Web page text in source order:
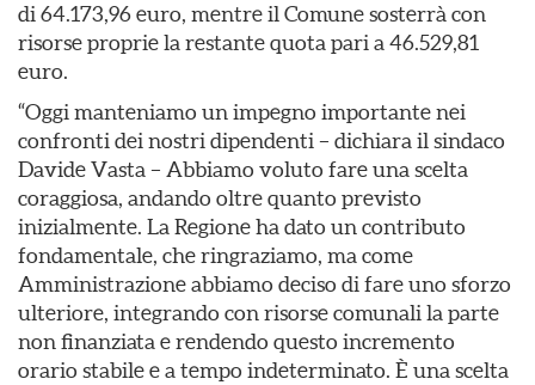
di 64.173,96 euro, mentre il Comune sosterrà con
risorse proprie la restante quota pari a 46.529,81
euro.
“Oggi manteniamo un impegno importante nei
confronti dei nostri dipendenti – dichiara il sindaco
Davide Vasta – Abbiamo voluto fare una scelta
coraggiosa, andando oltre quanto previsto
inizialmente. La Regione ha dato un contributo
fondamentale, che ringraziamo, ma come
Amministrazione abbiamo deciso di fare uno sforzo
ulteriore, integrando con risorse comunali la parte
non finanziata e rendendo questo incremento
orario stabile e a tempo indeterminato. È una scelta